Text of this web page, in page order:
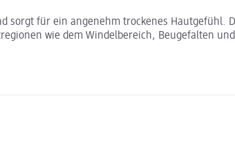
sorgt für ein angenehm trockenes Hautgefühl.
wie dem Windelbereich, Beugefalten